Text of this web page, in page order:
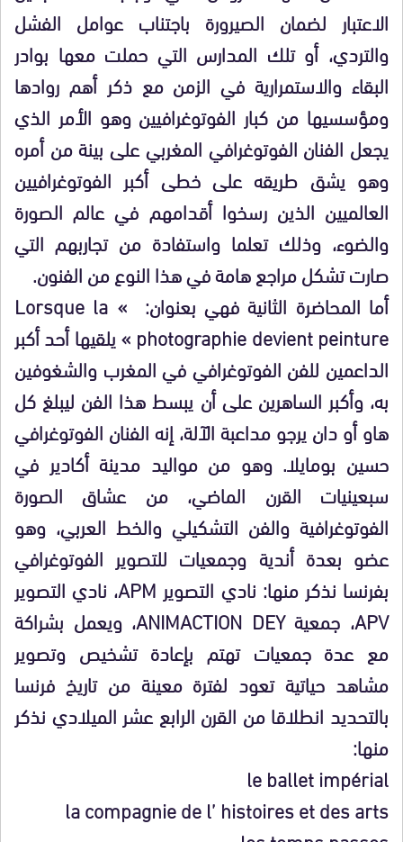
الاعتبار لضمان الصيرورة باجتناب عوامل الفشل
والتردي، أو تلك المدارس التي حملت معها بوادر
البقاء والاستمرارية في الزمن مع ذكر أهم روادها
ومؤسسيها من كبار الفوتوغرافيين وهو الأمر الذي
يجعل الفنان الفوتوغرافي المغربي على بينة من أمره
وهو يشق طريقه على خطى أكبر الفوتوغرافيين
العالميين الذين رسخوا أقدامهم في عالم الصورة
والضوء، وذلك تعلما واستفادة من تجاربهم التي
صارت تشكل مراجع هامة في هذا النوع من الفنون.
أما المحاضرة الثانية فهي بعنوان: » Lorsque la
photographie devient peinture » يلقيها أحد أكبر
الداعمين للفن الفوتوغرافي في المغرب والشغوفين
به، وأكبر الساهرين على أن يبسط هذا الفن ليبلغ كل
هاو أو دان يرجو مداعبة الآلة، إنه الفنان الفوتوغرافي
حسين بومايلا. وهو من مواليد مدينة أكادير في
سبعينيات القرن الماضي، من عشاق الصورة
الفوتوغرافية والفن التشكيلي والخط العربي، وهو
عضو بعدة أندية وجمعيات للتصوير الفوتوغرافي
بفرنسا نذكر منها: نادي التصوير APM، نادي التصوير
APV، جمعية ANIMACTION DEY، ويعمل بشراكة
مع عدة جمعيات تهتم بإعادة تشخيص وتصوير
مشاهد حياتية تعود لفترة معينة من تاريخ فرنسا
بالتحديد انطلاقا من القرن الرابع عشر الميلادي نذكر
منها:
le ballet impérial
la compagnie de l’ histoires et des arts